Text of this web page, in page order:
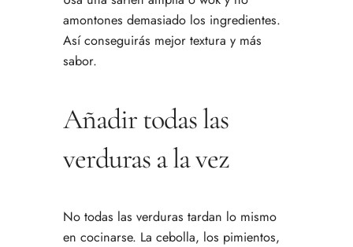
amontones demasiado los ingredientes.
Así conseguirás mejor textura y más
sabor.
Añadir todas las
verduras a la vez
No todas las verduras tardan lo mismo
en cocinarse. La cebolla, los pimientos,